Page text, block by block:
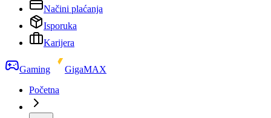
Načini plaćanja
Isporuka
Karijera
Gaming
GigaMAX
Početna